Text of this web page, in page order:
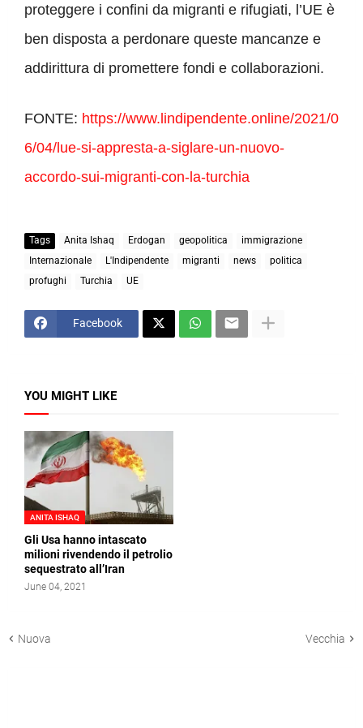
proteggere i confini da migranti e rifugiati, l’UE è
ben disposta a perdonare queste mancanze e
addirittura di promettere fondi e collaborazioni.
FONTE: https://www.lindipendente.online/2021/0
6/04/lue-si-appresta-a-siglare-un-nuovo-
accordo-sui-migranti-con-la-turchia
Tags Anita Ishaq Erdogan geopolitica
immigrazione
Internazionale
L'Indipendente migranti news
politica
profughi
Turchia UE
Facebook
YOU MIGHT LIKE
ANITA ISHAQ
Gli Usa hanno intascato
milioni rivendendo il petrolio
sequestrato all’Iran
June 04, 2021
Nuova Vecchia